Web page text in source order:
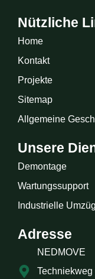
Nützliche
Home
Kontakt
Projekte
Sitemap
Allgemeine
Unsere
Demontage
Wartungssupport
Industrielle
Adresse
NEDMOVE
Techniekweg